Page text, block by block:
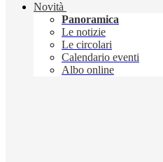
Novità
Panoramica
Le notizie
Le circolari
Calendario eventi
Albo online